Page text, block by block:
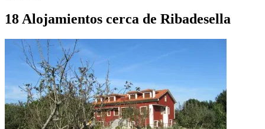
18 Alojamientos cerca de Ribadesella